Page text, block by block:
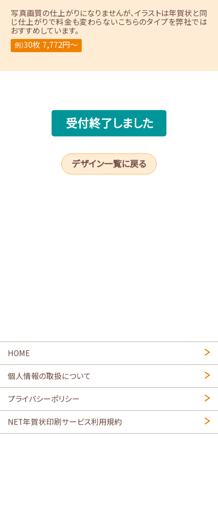
写真画質の仕上がりになりませんが、イラストは年賀状と同
じ仕上がりで料金も変わらないこちらのタイプを弊社では
おすすめしています。
例）30枚 7,772円～
受付終了しました
デザイン一覧に戻る
HOME
個人情報の取扱について
プライバシーポリシー
NET年賀状印刷サービス利用規約